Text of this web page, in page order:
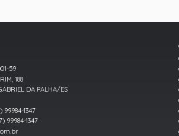
59
188
DA PALHA/ES
99984-1347
99984-1347